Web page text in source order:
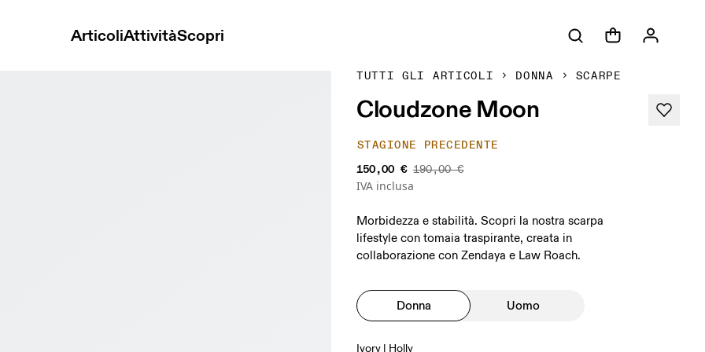
ArticoliAttivitàScopri
TUTTI GLI ARTICOLI DONNA SCARPE
Cloudzone Moon
STAGIONE PRECEDENTE
150,00 € 190,00 €
IVA inclusa
Morbidezza e stabilità. Scopri la nostra scarpa
lifestyle con tomaia traspirante, creata in
collaborazione con Zendaya e Law Roach.
Donna Uomo
Ivory | Holly